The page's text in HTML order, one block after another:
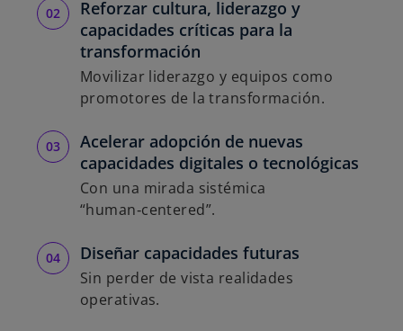
Reforzar cultura, liderazgo y
capacidades críticas para la
transformación
Movilizar liderazgo y equipos como
promotores de la transformación.
Acelerar adopción de nuevas
capacidades digitales o tecnológicas
Con una mirada sistémica
“human‑centered”.
Diseñar capacidades futuras
Sin perder de vista realidades
operativas.